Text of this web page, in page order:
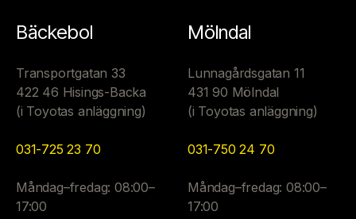
Bäckebol
Transportgatan 33
422 46 Hisings-Backa
(i Toyotas anläggning)
031-725 23 70
Måndag–fredag: 08:00–
17:00
Mölndal
Lunnagårdsgatan 11
431 90 Mölndal
(i Toyotas anläggning)
031-750 24 70
Måndag–fredag: 08:00–
17:00